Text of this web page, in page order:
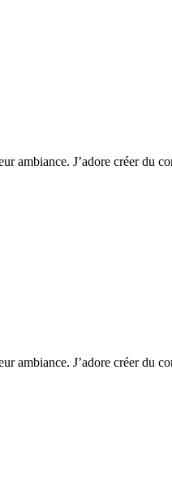
ambiance. J’adore créer du
ambiance. J’adore créer du